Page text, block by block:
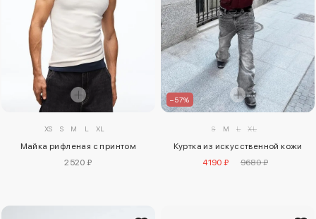
XS S M L XL
Майка рифленая с принтом
2520 ₽
–57%
S M L XL
Куртка из искусственной кожи
4190 ₽
9680 ₽